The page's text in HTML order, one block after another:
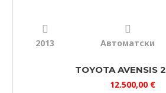
2013 Автоматски
TOYOTA AVENSIS
12.500,00 €